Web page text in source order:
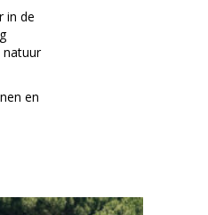
in de
natuur
en